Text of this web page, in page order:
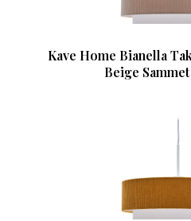
Kave Home Bianella
Beige